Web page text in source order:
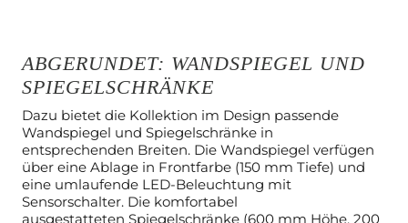
ABGERUNDET: WANDSPIEGEL UND
SPIEGELSCHRÄNKE
Dazu bietet die Kollektion im Design passende
Wandspiegel und Spiegelschränke in
entsprechenden Breiten. Die Wandspiegel verfügen
über eine Ablage in Frontfarbe (150 mm Tiefe) und
eine umlaufende LED-Beleuchtung mit
Sensorschalter. Die komfortabel
ausgestatteten Spiegelschränke (600 mm Höhe, 200